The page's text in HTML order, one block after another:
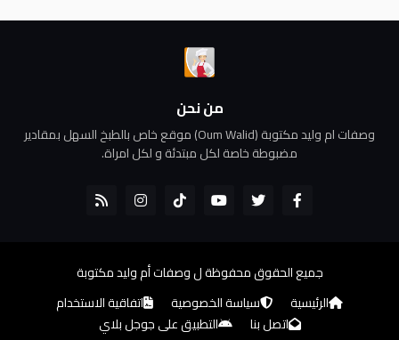
من نحن
وصفات ام وليد مكتوبة (Oum Walid) موقع خاص بالطبخ السهل بمقادير
مضبوطة خاصة لكل مبتدئة و لكل امراة.
جميع الحقوق محفوظة لوصفات أم وليد مكتوبة
الرئيسية
سياسة الخصوصية
اتفاقية الاستخدام
اتصل بنا
التطبيق على جوجل بلاي